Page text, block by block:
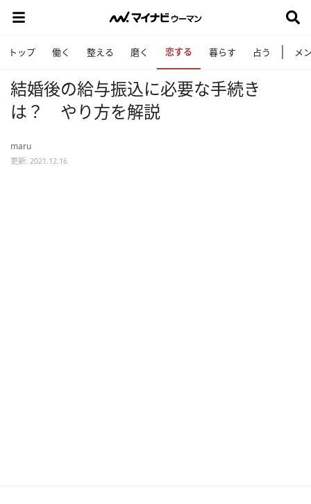
トップ 働く 整える 磨く 恋する 暮らす 占う メ
結婚後の給与振込に必要な手続き
は？ やり方を解説
maru
更新: 2021.12.16